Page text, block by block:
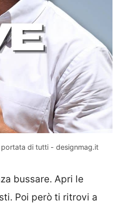
di tutti - designmag.it
bussare. Apri le
Poi però ti ritrovi a